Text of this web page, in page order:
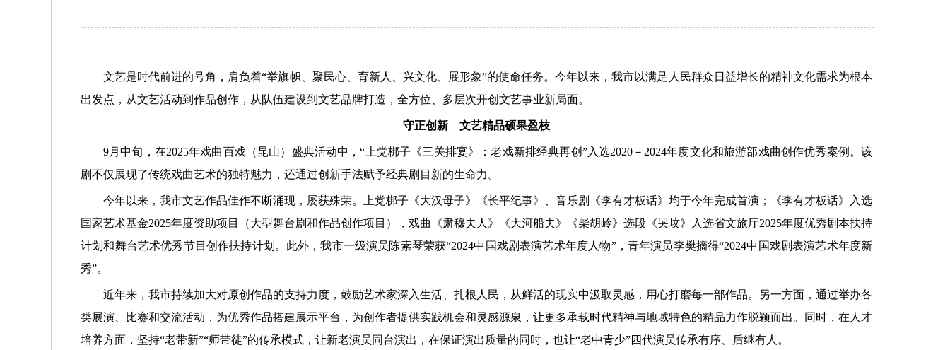
文艺是时代前进的号角，肩负着“举旗帜、聚民心、育新人、兴文化、展形象”的使命任务。今年以来，我市以满足人民群众日益增长的精神文化需求为根本
出发点，从文艺活动到作品创作，从队伍建设到文艺品牌打造，全方位、多层次开创文艺事业新局面。
守正创新 文艺精品硕果盈枝
9月中旬，在2025年戏曲百戏（昆山）盛典活动中，“上党梆子《三关排宴》：老戏新排经典再创”入选2020－2024年度文化和旅游部戏曲创作优秀案例。该
剧不仅展现了传统戏曲艺术的独特魅力，还通过创新手法赋予经典剧目新的生命力。
今年以来，我市文艺作品佳作不断涌现，屡获殊荣。上党梆子《大汉母子》《长平纪事》、音乐剧《李有才板话》均于今年完成首演；《李有才板话》入选
国家艺术基金2025年度资助项目（大型舞台剧和作品创作项目），戏曲《肃穆夫人》《大河船夫》《柴胡岭》选段《哭坟》入选省文旅厅2025年度优秀剧本扶持
计划和舞台艺术优秀节目创作扶持计划。此外，我市一级演员陈素琴荣获“2024中国戏剧表演艺术年度人物”，青年演员李樊摘得“2024中国戏剧表演艺术年度新
秀”。
近年来，我市持续加大对原创作品的支持力度，鼓励艺术家深入生活、扎根人民，从鲜活的现实中汲取灵感，用心打磨每一部作品。另一方面，通过举办各
类展演、比赛和交流活动，为优秀作品搭建展示平台，为创作者提供实践机会和灵感源泉，让更多承载时代精神与地域特色的精品力作脱颖而出。同时，在人才
培养方面，坚持“老带新”“师带徒”的传承模式，让新老演员同台演出，在保证演出质量的同时，也让“老中青少”四代演员传承有序、后继有人。